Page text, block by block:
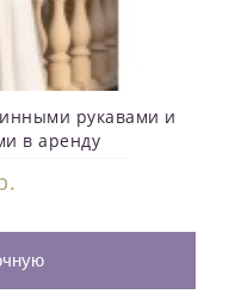
рукавами и
в аренду